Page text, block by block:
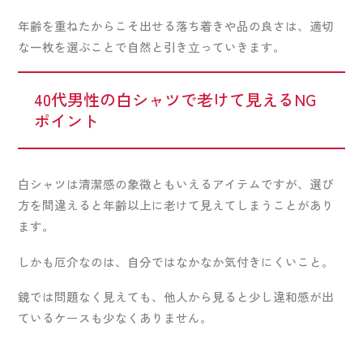
年齢を重ねたからこそ出せる落ち着きや品の良さは、適切
な一枚を選ぶことで自然と引き立っていきます。
40代男性の白シャツで老けて見えるNG
ポイント
白シャツは清潔感の象徴ともいえるアイテムですが、選び
方を間違えると年齢以上に老けて見えてしまうことがあり
ます。
しかも厄介なのは、自分ではなかなか気付きにくいこと。
鏡では問題なく見えても、他人から見ると少し違和感が出
ているケースも少なくありません。